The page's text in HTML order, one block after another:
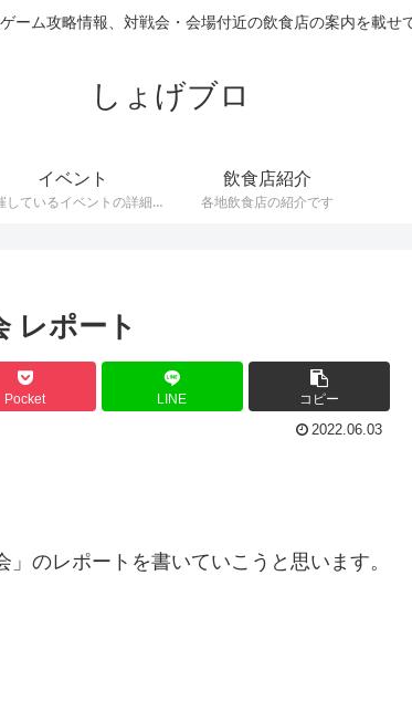
ーム攻略情報、対戦会・会場付近の飲食店の案内を載せ
しょげブロ
イベント
しているイベントの詳細で
飲食店紹介
各地飲食店の紹介です
レポート
Pocket LINE コピー
2022.06.03
のレポートを書いていこうと思います。